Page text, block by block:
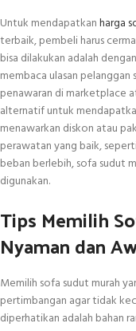
Untuk mendapatkanharga
terbaik, pembeli harus
bisa dilakukan adalah
membaca ulasan
penawaran di marketplace
alternatif untuk
menawarkan diskon atau
perawatan yang baik,
beban berlebih, sofa sudut
digunakan.
Tips Memilih
Nyaman dan
Memilih sofa sudut murah
pertimbangan agar tidak
diperhatikan adalah bahan